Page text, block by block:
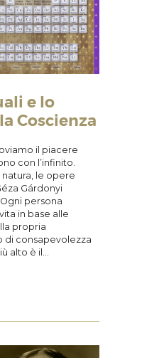
e lo
Coscienza
il piacere
con l’infinito.
le opere
Gárdonyi
persona
in base alle
propria
di consapevolezza
alto è il…